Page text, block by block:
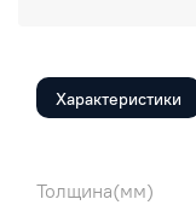
Характеристики
Толщина(мм)